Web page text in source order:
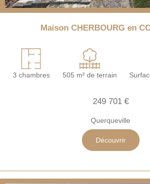
Maison CHERBOURG en
3 chambres 505 m² de terrain
249 701 €
Querqueville
Découvrir